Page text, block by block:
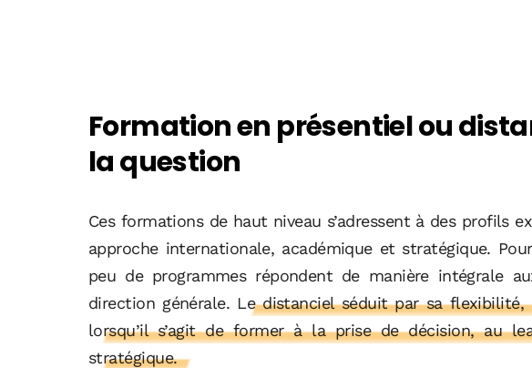
Formation en présentiel ou
la question
Ces formations de haut niveau s’adressent à des profils
approche internationale, académique et stratégique.
peu de programmes répondent de manière intégrale
direction générale. Le distanciel séduit par sa
lorsqu’il s’agit de former à la prise de décision, au
stratégique.